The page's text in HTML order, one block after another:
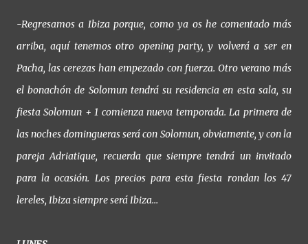
-Regresamos a Ibiza porque, como ya os he comentado más
arriba, aquí tenemos otro opening party, y volverá a ser en
Pacha, las cerezas han empezado con fuerza. Otro verano más
el bonachón de Solomun tendrá su residencia en esta sala, su
fiesta Solomun + 1 comienza nueva temporada. La primera de
las noches domingueras será con Solomun, obviamente, y con la
pareja Adriatique, recuerda que siempre tendrá un invitado
para la ocasión. Los precios para esta fiesta rondan los 47
lereles, Ibiza siempre será Ibiza…